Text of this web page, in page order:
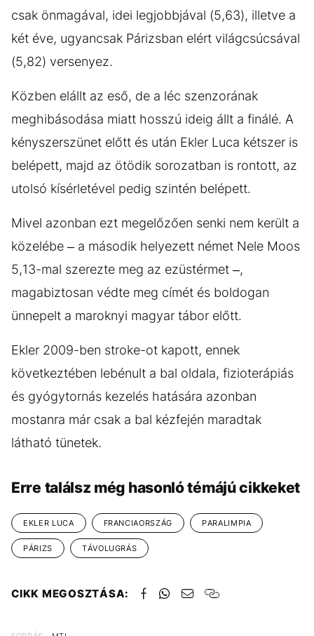
csak önmagával, idei legjobbjával (5,63), illetve a
két éve, ugyancsak Párizsban elért világcsúcsával
(5,82) versenyez.
Közben elállt az eső, de a léc szenzorának
meghibásodása miatt hosszú ideig állt a finálé. A
kényszerszünet előtt és után Ekler Luca kétszer is
belépett, majd az ötödik sorozatban is rontott, az
utolsó kísérletével pedig szintén belépett.
Mivel azonban ezt megelőzően senki nem került a
közelébe – a második helyezett német Nele Moos
5,13-mal szerezte meg az ezüstérmet –,
magabiztosan védte meg címét és boldogan
ünnepelt a maroknyi magyar tábor előtt.
Ekler 2009-ben stroke-ot kapott, ennek
következtében lebénult a bal oldala, fizioterápiás
és gyógytornás kezelés hatására azonban
mostanra már csak a bal kézfején maradtak
látható tünetek.
Erre találsz még hasonló témájú cikkeket
EKLER LUCA FRANCIAORSZÁG PARALIMPIA
PÁRIZS TÁVOLUGRÁS
CIKK MEGOSZTÁSA: